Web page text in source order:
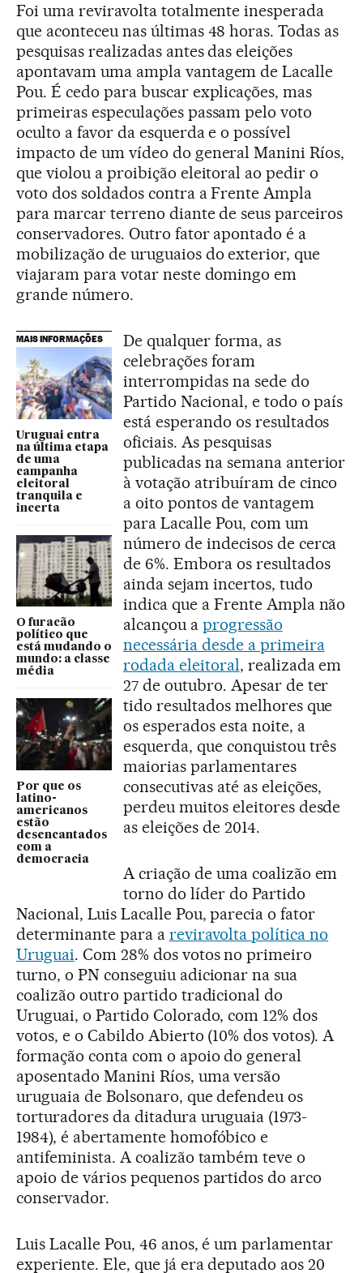
Foi uma reviravolta totalmente inesperada
que aconteceu nas últimas 48 horas. Todas as
pesquisas realizadas antes das eleições
apontavam uma ampla vantagem de Lacalle
Pou. É cedo para buscar explicações, mas
primeiras especulações passam pelo voto
oculto a favor da esquerda e o possível
impacto de um vídeo do general Manini Ríos,
que violou a proibição eleitoral ao pedir o
voto dos soldados contra a Frente Ampla
para marcar terreno diante de seus parceiros
conservadores. Outro fator apontado é a
mobilização de uruguaios do exterior, que
viajaram para votar neste domingo em
grande número.
MAIS INFORMAÇÕES
Uruguai entra
na última etapa
de uma
campanha
eleitoral
tranquila e
incerta
O furacão
político que
está mudando o
mundo: a classe
média
Por que os
latino-
americanos
estão
desencantados
com a
democracia
De qualquer forma, as
celebrações foram
interrompidas na sede do
Partido Nacional, e todo o país
está esperando os resultados
oficiais. As pesquisas
publicadas na semana anterior
à votação atribuíram de cinco
a oito pontos de vantagem
para Lacalle Pou, com um
número de indecisos de cerca
de 6%. Embora os resultados
ainda sejam incertos, tudo
indica que a Frente Ampla não
alcançou a progressão
necessária desde a primeira
rodada eleitoral, realizada em
27 de outubro. Apesar de ter
tido resultados melhores que
os esperados esta noite, a
esquerda, que conquistou três
maiorias parlamentares
consecutivas até as eleições,
perdeu muitos eleitores desde
as eleições de 2014.
A criação de uma coalizão em
torno do líder do Partido
Nacional, Luis Lacalle Pou, parecia o fator
determinante para a reviravolta política no
Uruguai. Com 28% dos votos no primeiro
turno, o PN conseguiu adicionar na sua
coalizão outro partido tradicional do
Uruguai, o Partido Colorado, com 12% dos
votos, e o Cabildo Abierto (10% dos votos). A
formação conta com o apoio do general
aposentado Manini Ríos, uma versão
uruguaia de Bolsonaro, que defendeu os
torturadores da ditadura uruguaia (1973-
1984), é abertamente homofóbico e
antifeminista. A coalizão também teve o
apoio de vários pequenos partidos do arco
conservador.
Luis Lacalle Pou, 46 anos, é um parlamentar
experiente. Ele, que já era deputado aos 20